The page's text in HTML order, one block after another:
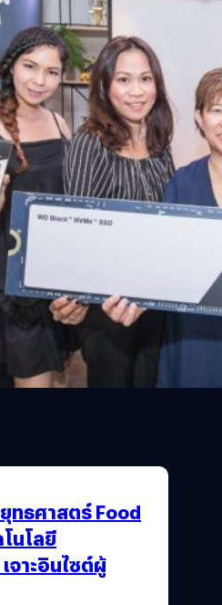
Black 3D NVMe
ภาพสูงเพื่อเกมมิ่ง พร้อม
น (NASDAQ: WDC) ประกาศ
WD Black 3D NVMe™ SSD
ไทย โดย ไดร์ฟ นี้ออกแบบมาช่วย
นของคอมพิวเตอร์ให้อยู่ระดับแนว
ช้พลังงาน และเพิ่มความทนทานให้
Digital® WD Black 3D
าปัตยกรรมและชิป
งบริษัทเอง ซึ่งจะช่วยเพิ่ม
เคชันต่างๆ ของคอมพิวเตอร์พีซี
ช้งานยังสามารถเข้าถึงและเห็น
พต่างๆ ของเกมในปัจจุบันที่มี
วดเร็ว เกมพีซี ทุกวันนี้มีคอนเทนต์
งฉากเพิ่มมากขึ้น นั่นก็เพื่อเพิ่ม
สมือนอยู่ในเกมจริงๆ โดยในทาง
ที่มีเนื้อหาเยอะและภาพกราฟิก
อนเทนต์แบบวีดีโอ ก็สูงขึ้น เวส
นา SSD ขึ้นมาเพื่อช่วยขจัดปัญหา
บดั้งเดิมเพื่อให้สามารถย้ายข้อมูล
เร็วและต่อเนื่อง ไดร์ฟ SSD แบบ
ปคอนโทรลเลอร์แบบ…
ago
ยุทธศาสตร์ Food
นโลยี
จาะอินไซต์ผู้